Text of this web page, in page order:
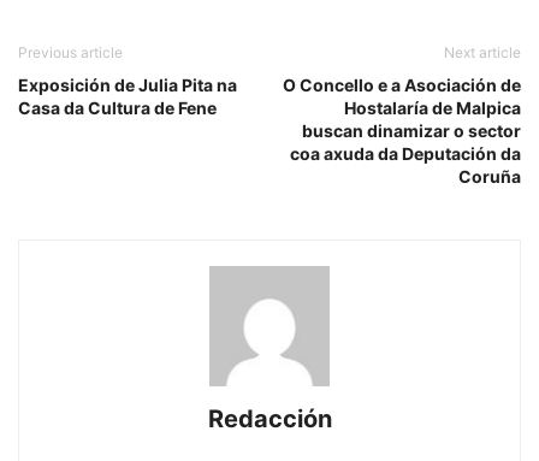
Previous article
Exposición de Julia Pita na
Casa da Cultura de Fene
Next article
O Concello e a Asociación de
Hostalaría de Malpica
buscan dinamizar o sector
coa axuda da Deputación da
Coruña
Redacción